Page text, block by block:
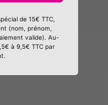
de 15€ TTC,
(nom, prénom,
valide). Au-
à 9,5€ TTC par